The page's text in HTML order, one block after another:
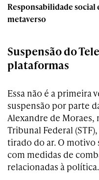
Responsabilidade social
metaverso
Suspensão do
plataformas
Essa não é a primeira
suspensão por parte
Alexandre de
Tribunal Federal
tirado do ar. O
com medidas de
relacionadas à política.